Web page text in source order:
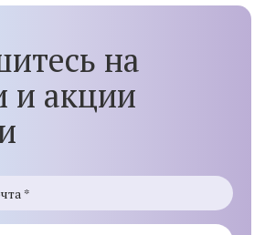
на
и акции